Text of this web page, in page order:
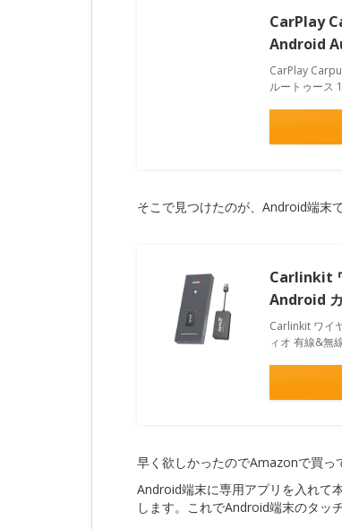
CarPlay
Android
CarPlay
ルートゥース
そこで見つけたのが、Android端末
Carlinkit
Android
Carlinkit ワイ
ィオ 有線&無
早く欲しかったのでAmazonで買っ
Android端末に専用アプリを入れて
します。これでAndroid端末のタッ